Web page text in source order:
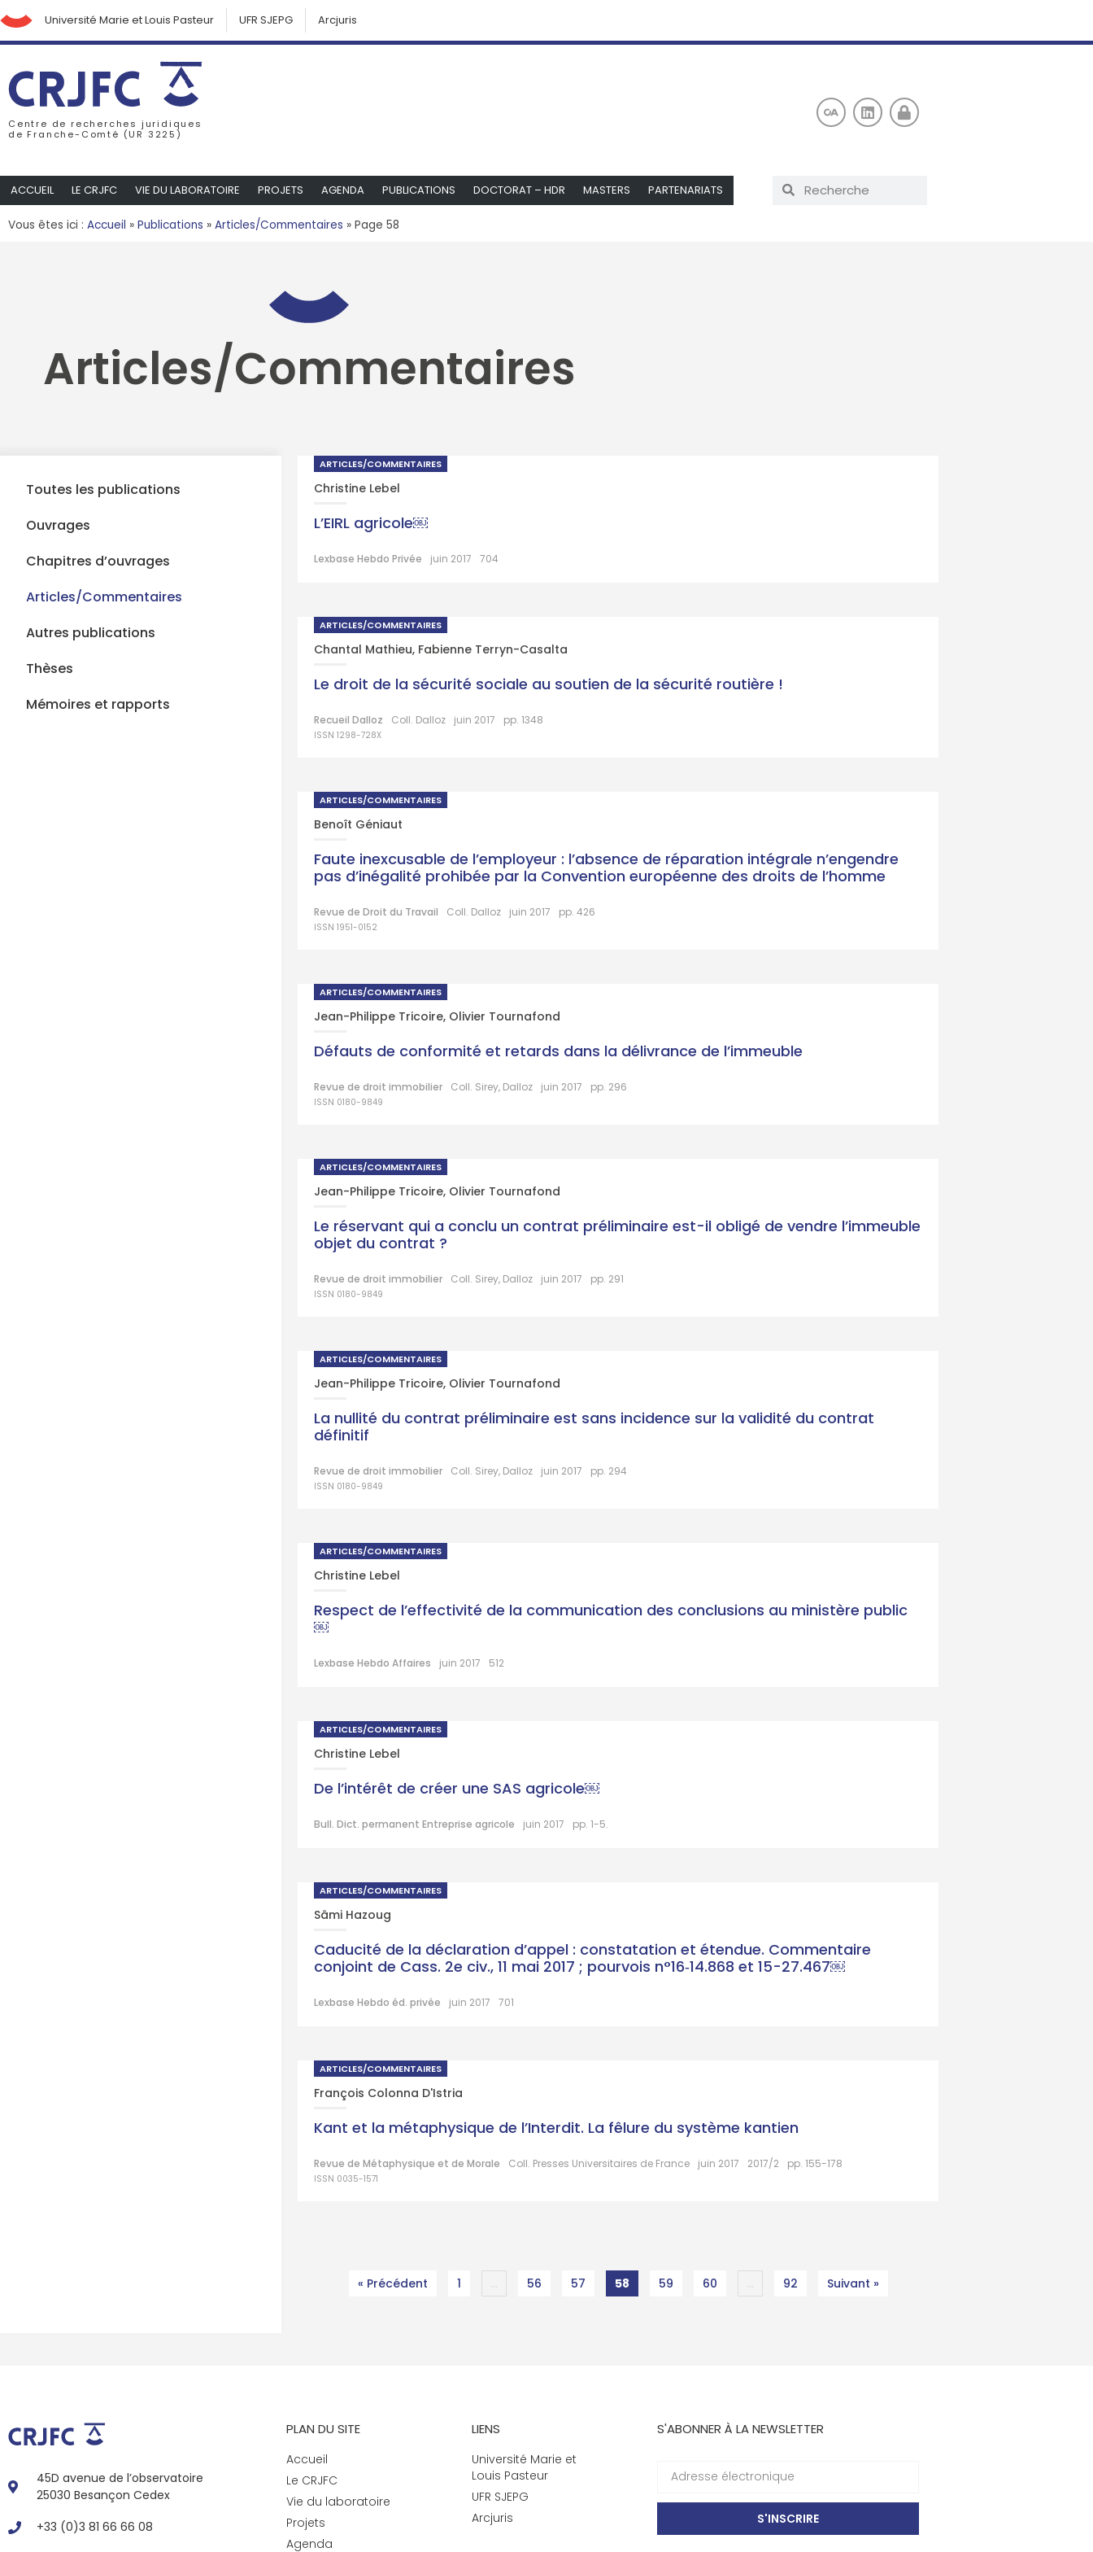
Université Marie et Louis Pasteur UFR SJEPG Arcjuris
Centre de recherches juridiques
de Franche-Comté (UR 3225)
ACCUEIL LE CRJFC VIE DU LABORATOIRE PROJETS AGENDA PUBLICATIONS DOCTORAT – HDR MASTERS PARTENARIATS
Vous êtes ici : Accueil » Publications » Articles/Commentaires » Page 58
Articles/Commentaires
Toutes les publications
Ouvrages
Chapitres d’ouvrages
Articles/Commentaires
Autres publications
Thèses
Mémoires et rapports
ARTICLES/COMMENTAIRES
Christine Lebel
L’EIRL agricole￼
Lexbase Hebdo Privée juin 2017 704
ARTICLES/COMMENTAIRES
Chantal Mathieu, Fabienne Terryn-Casalta
Le droit de la sécurité sociale au soutien de la sécurité routière !
Recueil Dalloz Coll. Dalloz juin 2017 pp. 1348
ISSN 1298-728X
ARTICLES/COMMENTAIRES
Benoît Géniaut
Faute inexcusable de l’employeur : l’absence de réparation intégrale n’engendre
pas d’inégalité prohibée par la Convention européenne des droits de l’homme
Revue de Droit du Travail Coll. Dalloz juin 2017 pp. 426
ISSN 1951-0152
ARTICLES/COMMENTAIRES
Jean-Philippe Tricoire, Olivier Tournafond
Défauts de conformité et retards dans la délivrance de l’immeuble
Revue de droit immobilier Coll. Sirey, Dalloz juin 2017 pp. 296
ISSN 0180-9849
ARTICLES/COMMENTAIRES
Jean-Philippe Tricoire, Olivier Tournafond
Le réservant qui a conclu un contrat préliminaire est-il obligé de vendre l’immeuble
objet du contrat ?
Revue de droit immobilier Coll. Sirey, Dalloz juin 2017 pp. 291
ISSN 0180-9849
ARTICLES/COMMENTAIRES
Jean-Philippe Tricoire, Olivier Tournafond
La nullité du contrat préliminaire est sans incidence sur la validité du contrat
définitif
Revue de droit immobilier Coll. Sirey, Dalloz juin 2017 pp. 294
ISSN 0180-9849
ARTICLES/COMMENTAIRES
Christine Lebel
Respect de l’effectivité de la communication des conclusions au ministère public
￼
Lexbase Hebdo Affaires juin 2017 512
ARTICLES/COMMENTAIRES
Christine Lebel
De l’intérêt de créer une SAS agricole￼
Bull. Dict. permanent Entreprise agricole juin 2017 pp. 1-5.
ARTICLES/COMMENTAIRES
Sâmi Hazoug
Caducité de la déclaration d’appel : constatation et étendue. Commentaire
conjoint de Cass. 2e civ., 11 mai 2017 ; pourvois n°16‑14.868 et 15-27.467￼
Lexbase Hebdo éd. privée juin 2017 701
ARTICLES/COMMENTAIRES
François Colonna D'Istria
Kant et la métaphysique de l’Interdit. La fêlure du système kantien
Revue de Métaphysique et de Morale Coll. Presses Universitaires de France juin 2017 2017/2 pp. 155-178
ISSN 0035-1571
« Précédent 1 56 57 58 59 60 92 Suivant »
45D avenue de l’observatoire
25030 Besançon Cedex
+33 (0)3 81 66 66 08
PLAN DU SITE
Accueil
Le CRJFC
Vie du laboratoire
Projets
Agenda
LIENS
Université Marie et
Louis Pasteur
UFR SJEPG
Arcjuris
S'ABONNER À LA NEWSLETTER
S'INSCRIRE